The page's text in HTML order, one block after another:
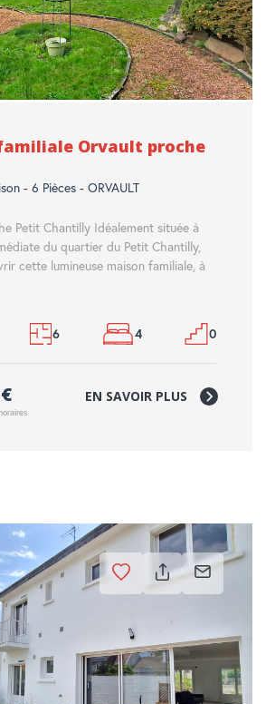
Orvault proche
- 6 Pièces - ORVAULT
Petit Chantilly Idéalement située à
du quartier du Petit Chantilly,
cette lumineuse maison familiale, à
6 4 0
EN SAVOIR PLUS